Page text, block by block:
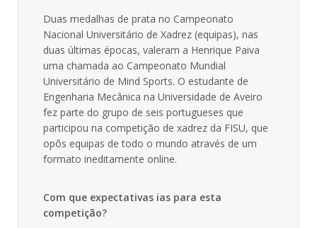
Duas medalhas de prata no Campeonato
Nacional Universitário de Xadrez (equipas), nas
duas últimas épocas, valeram a Henrique Paiva
uma chamada ao Campeonato Mundial
Universitário de Mind Sports. O estudante de
Engenharia Mecânica na Universidade de Aveiro
fez parte do grupo de seis portugueses que
participou na competição de xadrez da FISU, que
opôs equipas de todo o mundo através de um
formato ineditamente online.
Com que expectativas ias para esta
competição?